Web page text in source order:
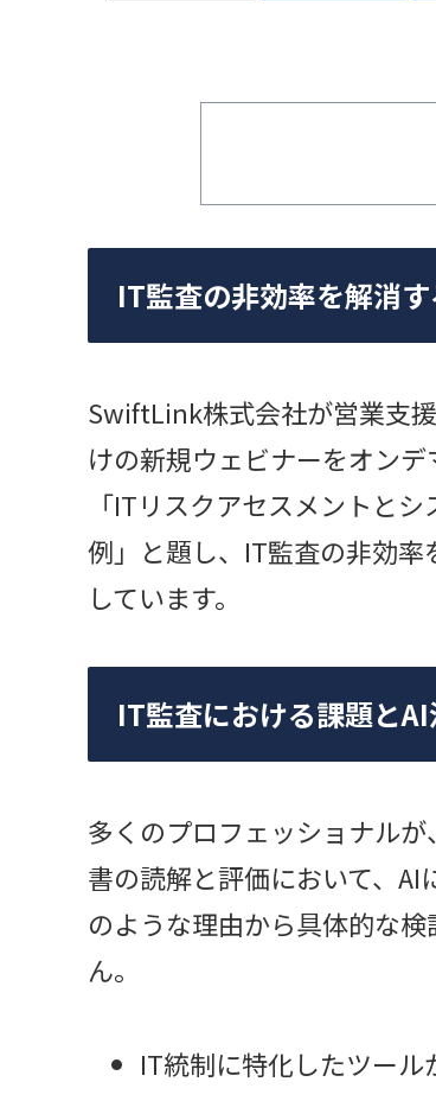
IT監査の非効率を解消
SwiftLink株式会社が営業支
けの新規ウェビナーをオンデ
「ITリスクアセスメントと
例」と題し、IT監査の非効
しています。
IT監査における課題と
多くのプロフェッショナル
書の読解と評価において、
のような理由から具体的な
ん。
IT統制に特化したツー